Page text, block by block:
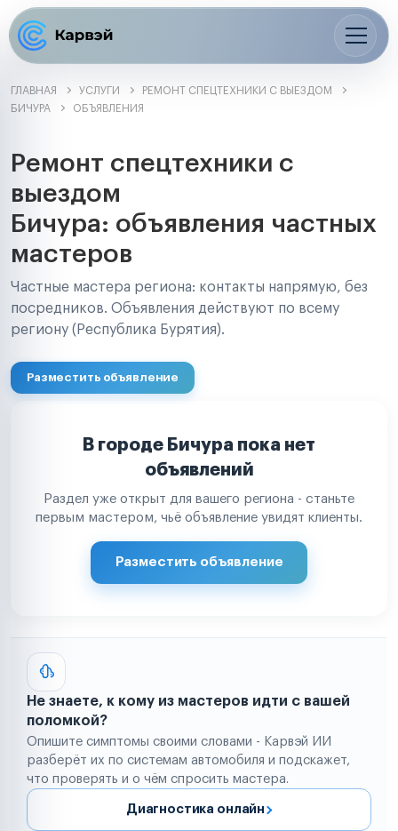
ГЛАВНАЯ УСЛУГИ
РЕМОНТ СПЕЦТЕХНИКИ С ВЫЕЗДОМ
БИЧУРА
ОБЪЯВЛЕНИЯ
Ремонт спецтехники с
выездом
Бичура: объявления частных
мастеров
Частные мастера региона: контакты напрямую, без
посредников. Объявления действуют по всему
региону (Республика Бурятия).
Разместить объявление
В городе Бичура пока нет
объявлений
Раздел уже открыт для вашего региона - станьте
первым мастером, чьё объявление увидят клиенты.
Разместить объявление
Не знаете, к кому из мастеров идти с вашей
поломкой?
Опишите симптомы своими словами - Карвэй ИИ
разберёт их по системам автомобиля и подскажет,
что проверять и о чём спросить мастера.
Диагностика онлайн